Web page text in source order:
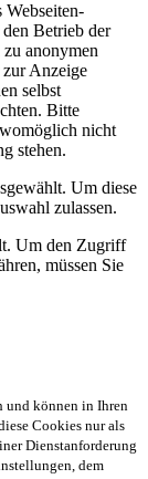
Betrieb der
anonymen
Anzeige
selbst
Bitte
nicht
stehen.
Um diese
zulassen.
Um den Zugriff
müssen Sie
und können in Ihren
Cookies nur als
Dienstanforderung
dem